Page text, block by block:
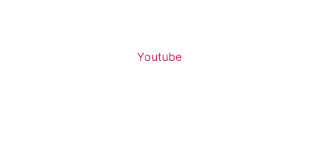
Youtube